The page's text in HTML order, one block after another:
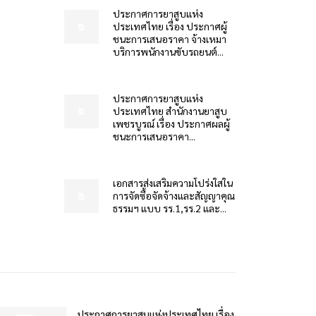
ประกาศการยาสูบแห่ง
ประเทศไทย เรื่อง ประกาศผู้
ชนะการเสนอราคา จ้างเหมา
บริการพนักงานขับรถยนต์...
ประกาศการยาสูบแห่ง
ประเทศไทย สำนักงานยาสูบ
เพชรบูรณ์ เรื่อง ประกาศผลผู้
ชนะการเสนอราคา...
เอกสารส่งเสริมความโปร่งใสใน
การจัดซื้อจัดจ้างและสัญญาคุณ
ธรรมฯ แบบ รร.1,รร.2 และ...